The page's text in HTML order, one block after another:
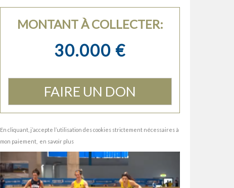
MONTANT À COLLECTER:
30.000 €
FAIRE UN DON
En cliquant, j’accepte l’utilisation des cookies strictement nécessaires à
mon paiement, en savoir plus